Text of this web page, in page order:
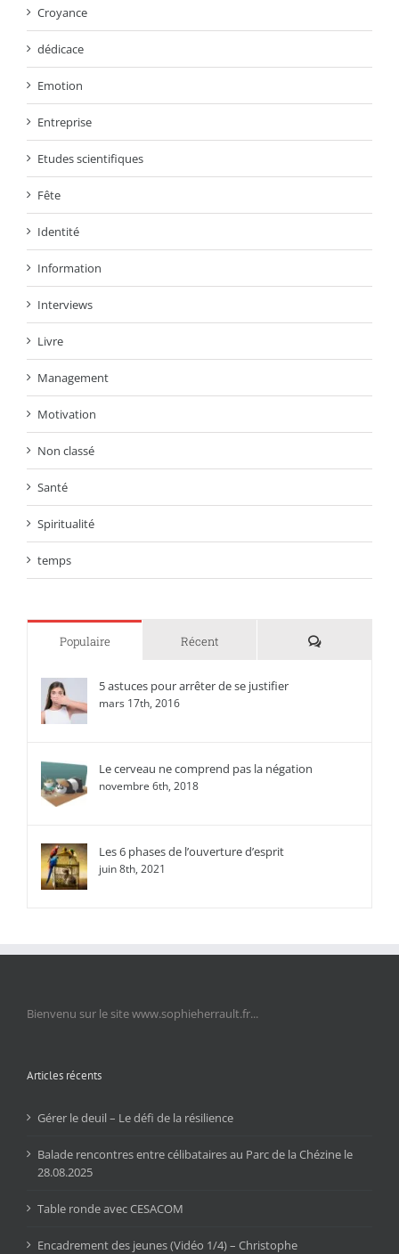
Croyance
dédicace
Emotion
Entreprise
Etudes scientifiques
Fête
Identité
Information
Interviews
Livre
Management
Motivation
Non classé
Santé
Spiritualité
temps
Populaire Récent
5 astuces pour arrêter de se justifier
mars 17th, 2016
Le cerveau ne comprend pas la négation
novembre 6th, 2018
Les 6 phases de l’ouverture d’esprit
juin 8th, 2021
Bienvenu sur le site www.sophieherrault.fr...
Articles récents
Gérer le deuil – Le défi de la résilience
Balade rencontres entre célibataires au Parc de la Chézine le
28.08.2025
Table ronde avec CESACOM
Encadrement des jeunes (Vidéo 1/4) – Christophe